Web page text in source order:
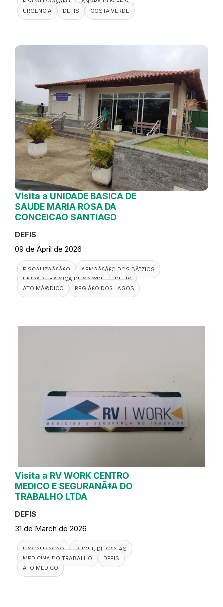
URGENCIA
DEFIS COSTA VERDE
Visita a UNIDADE BASICA DE
SAUDE MARIA ROSA DA
CONCEICAO SANTIAGO
DEFIS
09 de April de 2026
FISCALIZAÃ§Ã£O
ARMAÃ§Ã£O DOS BÃºZIOS
UNIDADE BÃ¡SICA DE SAÃºDE
DEFIS
ATO MÃ©DICO
REGIÃ£O DOS LAGOS
Visita a RV WORK CENTRO
MEDICO E SEGURANÃ‡A DO
TRABALHO LTDA
DEFIS
31 de March de 2026
FISCALIZACAO
DUQUE DE CAXIAS
MEDICINA DO TRABALHO
DEFIS
ATO MEDICO